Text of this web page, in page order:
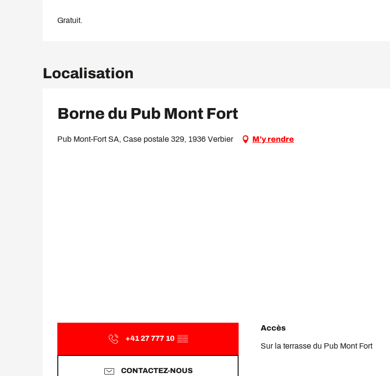
Gratuit.
Localisation
Borne du Pub Mont Fort
Pub Mont-Fort SA, Case postale 329, 1936 Verbier M'y rendre
+41 27 777 10 ▒▒
CONTACTEZ-NOUS
Accès
Accès
Sur la terrasse du Pub Mont Fort